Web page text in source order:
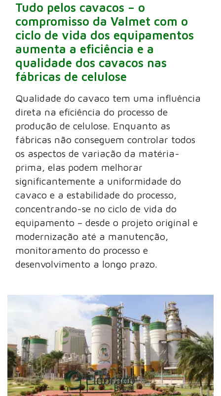
Tudo pelos cavacos – o
compromisso da Valmet com o
ciclo de vida dos equipamentos
aumenta a eficiência e a
qualidade dos cavacos nas
fábricas de celulose
Qualidade do cavaco tem uma influência
direta na eficiência do processo de
produção de celulose. Enquanto as
fábricas não conseguem controlar todos
os aspectos de variação da matéria-
prima, elas podem melhorar
significantemente a uniformidade do
cavaco e a estabilidade do processo,
concentrando-se no ciclo de vida do
equipamento – desde o projeto original e
modernização até a manutenção,
monitoramento do processo e
desenvolvimento a longo prazo.